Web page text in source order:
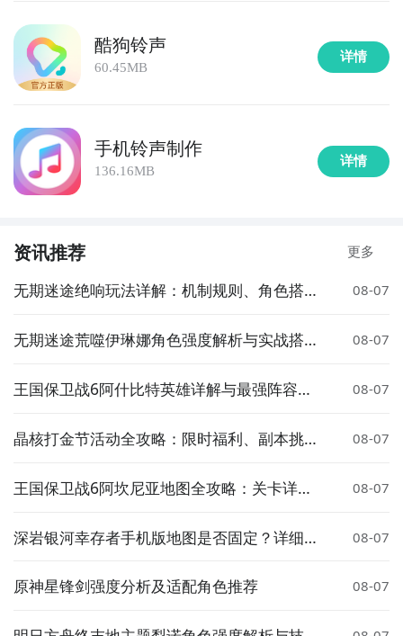
酷狗铃声
60.45MB
详情
手机铃声制作
136.16MB
详情
资讯推荐 更多
无期迷途绝响玩法详解：机制规则、角色搭配
08-07
无期迷途荒噬伊琳娜角色强度解析与实战搭配
08-07
王国保卫战6阿什比特英雄详解与最强阵容搭
08-07
晶核打金节活动全攻略：限时福利、副本挑战
08-07
王国保卫战6阿坎尼亚地图全攻略：关卡详解
08-07
深岩银河幸存者手机版地图是否固定？详细解
08-07
原神星锋剑强度分析及适配角色推荐 08-07